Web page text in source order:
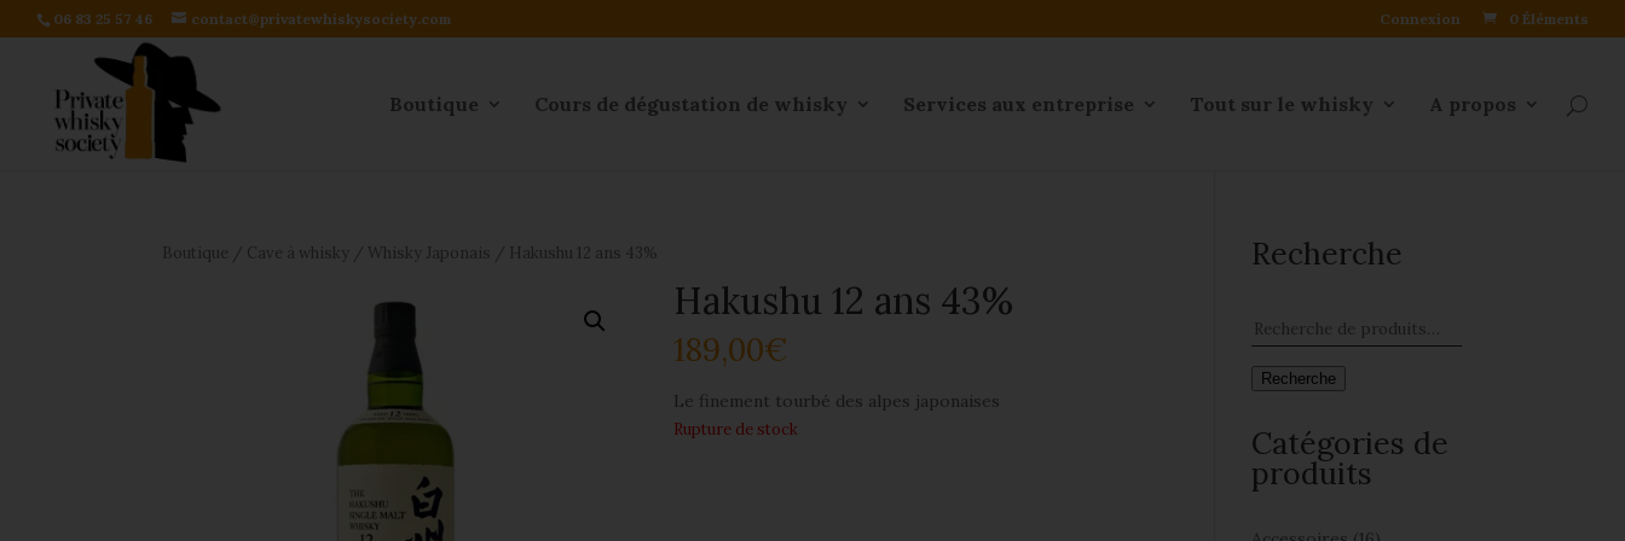
06 83 25 57 46 contact@privatewhiskysociety.com Connexion 0 Éléments
Boutique Cours de dégustation de whisky Services aux entreprise Tout sur le whisky A propos
Boutique / Cave à whisky / Whisky Japonais / Hakushu 12 ans 43%
Hakushu 12 ans 43%
189,00€
Le finement tourbé des alpes japonaises
Rupture de stock
Recherche
Recherche
Catégories de
produits